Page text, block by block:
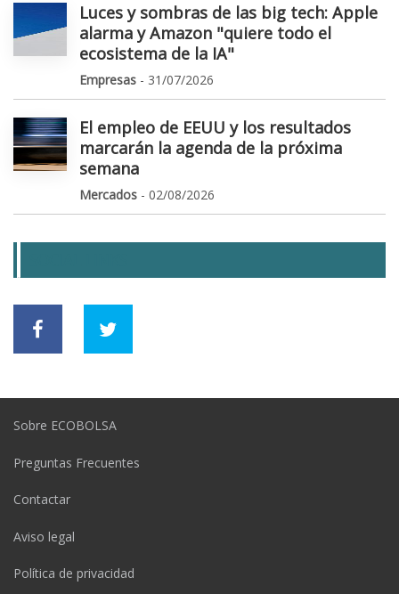
Luces y sombras de las big tech: Apple
alarma y Amazon "quiere todo el
ecosistema de la IA"
Empresas - 31/07/2026
El empleo de EEUU y los resultados
marcarán la agenda de la próxima
semana
Mercados - 02/08/2026
Sobre ECOBOLSA
Preguntas Frecuentes
Contactar
Aviso legal
Política de privacidad